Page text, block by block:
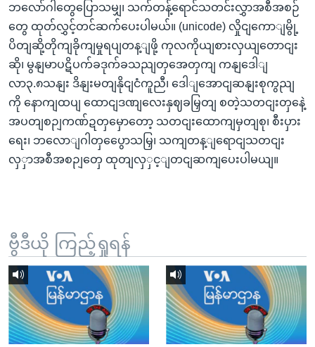
ဘလော်ဂါတွေပြောသမျှ၊ သက်တန့်ရောင်သတင်းလွှာအစီအစဉ်
တွေ ထုတ်လွှင့်တင်ဆက်ပေးပါမယ်။ (unicode) လှိုငျကောျမွို့
ပိတျဆို့တိုကျခိုကျမှုရပျတန့ျဖို့ ကုလကိုယျစားလှယျတောငျး
ဆို၊ မွနျမာပဋိပက်ခဒုက်ခသညျတှအေတှကျ ကနျဒေါျ
လာ၃.၈သနျး ဒိနျးမတျနိုငျငံကူညီ၊ ဒေါျအောငျဆနျးစုကွညျ
ကို နောကျထပျ ထောငျဒဏျလေးနှဈခမြှတျ စတဲ့သတငျးတှနေဲ့
အပတျစဉျကဏ်ဍတှမှောတော့ သတငျးထောကျမှတျစု၊ စီးပှား
ရေး၊ ဘလောျဂါတှပွေောသမြှ၊ သကျတန့ျရောငျသတငျး
လှှာအစီအစဉျတှေ ထုတျလှှင့ျတငျဆကျပေးပါမယျ။
ဗွီဒီယို ကြည့်ရှုရန်